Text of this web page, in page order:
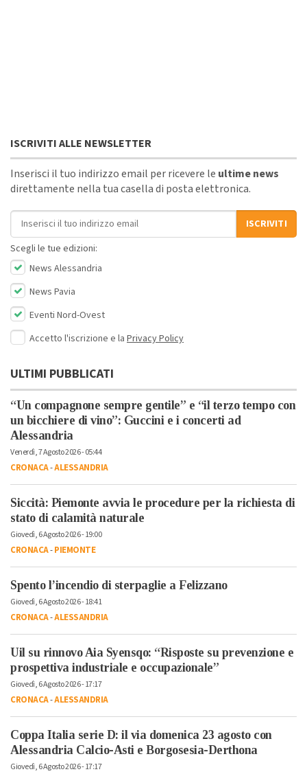
ISCRIVITI ALLE NEWSLETTER
Inserisci il tuo indirizzo email per ricevere le ultime news
direttamente nella tua casella di posta elettronica.
Indirizzo email
ISCRIVITI
Scegli le tue edizioni:
News Alessandria
News Pavia
Eventi Nord-Ovest
Accetto l'iscrizione e la Privacy Policy
ULTIMI PUBBLICATI
“Un compagnone sempre gentile” e “il terzo tempo con
un bicchiere di vino”: Guccini e i concerti ad
Alessandria
Venerdì, 7 Agosto 2026 - 05:44
CRONACA-ALESSANDRIA
Siccità: Piemonte avvia le procedure per la richiesta di
stato di calamità naturale
Giovedì, 6 Agosto 2026 - 19:00
CRONACA-PIEMONTE
Spento l’incendio di sterpaglie a Felizzano
Giovedì, 6 Agosto 2026 - 18:41
CRONACA-ALESSANDRIA
Uil su rinnovo Aia Syensqo: “Risposte su prevenzione e
prospettiva industriale e occupazionale”
Giovedì, 6 Agosto 2026 - 17:17
CRONACA-ALESSANDRIA
Coppa Italia serie D: il via domenica 23 agosto con
Alessandria Calcio-Asti e Borgosesia-Derthona
Giovedì, 6 Agosto 2026 - 17:17